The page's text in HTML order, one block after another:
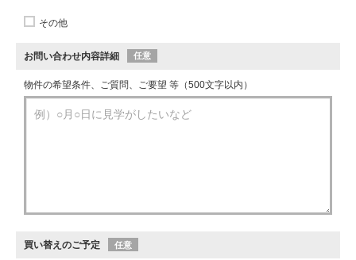
その他
お問い合わせ内容詳細 任意
物件の希望条件、ご質問、ご要望 等（500文字以内）
買い替えのご予定 任意